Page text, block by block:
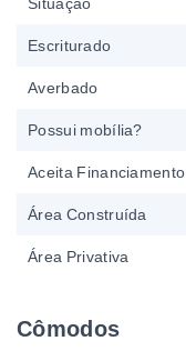
Cômodos
Escriturado
Averbado
Possui mobília?
Aceita Financiamento
Área Construída
Área Privativa